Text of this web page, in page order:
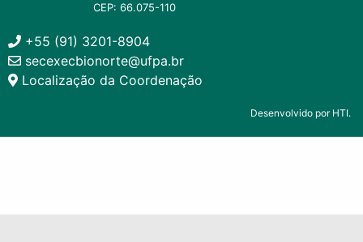
CEP: 66.075-110
+55 (91) 3201-8904
secexecbionorte@ufpa.br
Localização da Coordenação
Desenvolvido por HTI.